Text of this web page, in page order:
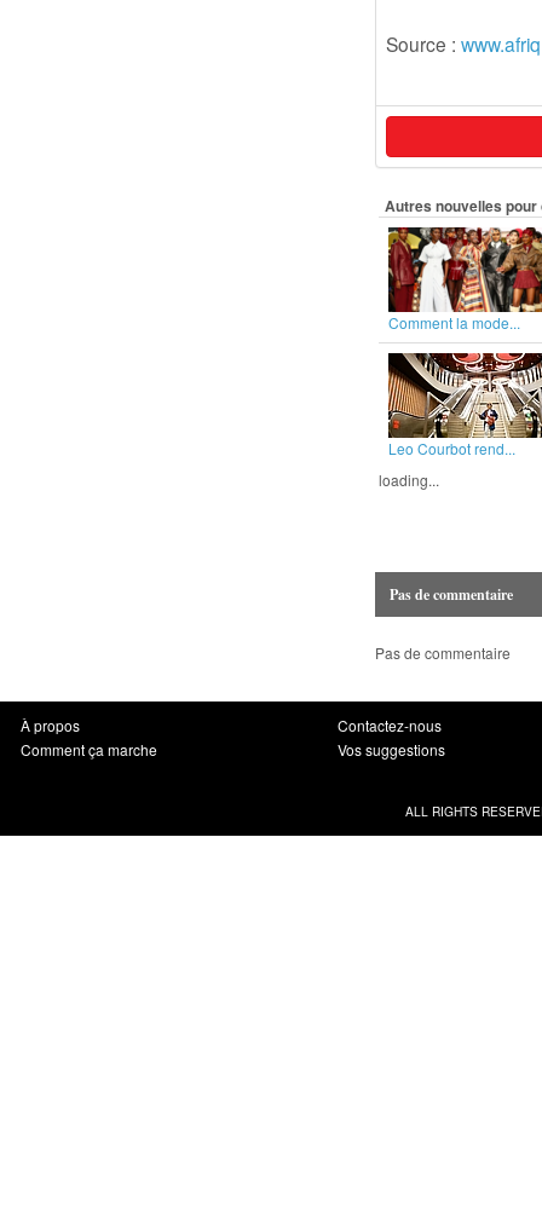
Source :
Autres nouvelles
Comment la mode...
Leo Courbot rend...
loading...
Pas de commentaire
Pas de commentaire
À propos
Comment ça marche
Contactez-nous
Vos suggestions
ALL RIGHTS